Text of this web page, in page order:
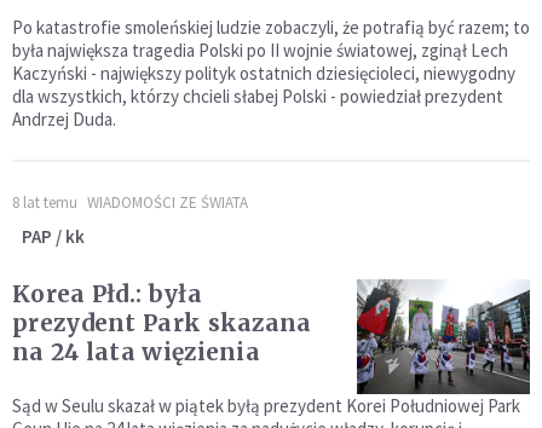
Po katastrofie smoleńskiej ludzie zobaczyli, że potrafią być razem; to
była największa tragedia Polski po II wojnie światowej, zginął Lech
Kaczyński - największy polityk ostatnich dziesięcioleci, niewygodny
dla wszystkich, którzy chcieli słabej Polski - powiedział prezydent
Andrzej Duda.
8 lat temu WIADOMOŚCI ZE ŚWIATA
PAP / kk
Korea Płd.: była
prezydent Park skazana
na 24 lata więzienia
Sąd w Seulu skazał w piątek byłą prezydent Korei Południowej Park